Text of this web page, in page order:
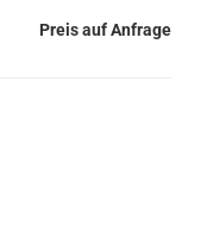
Preis auf Anfrage